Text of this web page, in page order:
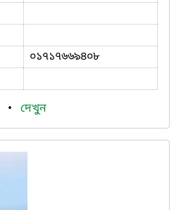
০১৭১৭৬৬৯৪০৮
• দেখুন